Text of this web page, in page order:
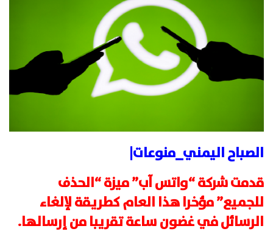
الصباح اليمني_منوعات|
قدمت شركة “واتس آب” ميزة “الحذف
للجميع” مؤخرا هذا العام كطريقة لإلغاء
الرسائل في غضون ساعة تقريبا من إرسالها.